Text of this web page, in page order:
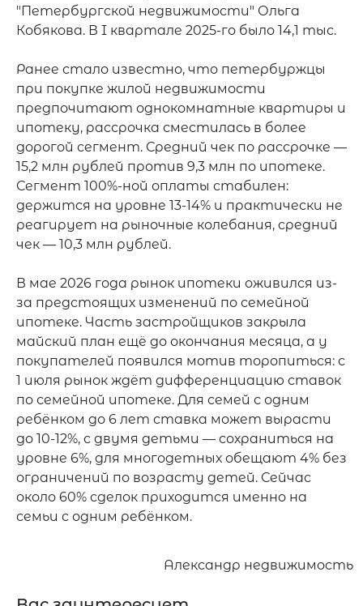
"Петербургской недвижимости" Ольга
Кобякова. В I квартале 2025-го было 14,1 тыс.
Ранее стало известно, что петербуржцы
при покупке жилой недвижимости
предпочитают однокомнатные квартиры и
ипотеку, рассрочка сместилась в более
дорогой сегмент. Средний чек по рассрочке —
15,2 млн рублей против 9,3 млн по ипотеке.
Сегмент 100%-ной оплаты стабилен:
держится на уровне 13-14% и практически не
реагирует на рыночные колебания, средний
чек — 10,3 млн рублей.
В мае 2026 года рынок ипотеки оживился из-
за предстоящих изменений по семейной
ипотеке. Часть застройщиков закрыла
майский план ещё до окончания месяца, а у
покупателей появился мотив торопиться: с
1 июля рынок ждёт дифференциацию ставок
по семейной ипотеке. Для семей с одним
ребёнком до 6 лет ставка может вырасти
до 10-12%, с двумя детьми — сохраниться на
уровне 6%, для многодетных обещают 4% без
ограничений по возрасту детей. Сейчас
около 60% сделок приходится именно на
семьи с одним ребёнком.
Александр недвижимость